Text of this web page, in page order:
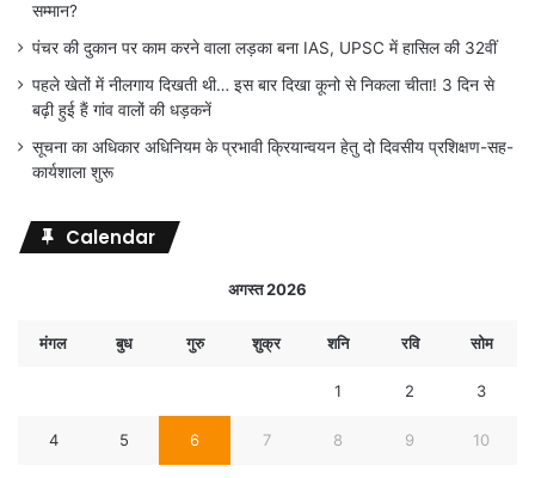
सम्मान?
पंचर की दुकान पर काम करने वाला लड़का बना IAS, UPSC में हासिल की 32वीं
पहले खेतों में नीलगाय दिखती थी… इस बार दिखा कूनो से निकला चीता! 3 दिन से
बढ़ी हुई हैं गांव वालों की धड़कनें
सूचना का अधिकार अधिनियम के प्रभावी क्रियान्वयन हेतु दो दिवसीय प्रशिक्षण-सह-
कार्यशाला शुरू
Calendar
अगस्त 2026
मंगल बुध गुरु शुक्र शनि रवि सोम
1 2 3
4 5 6 7 8 9 10